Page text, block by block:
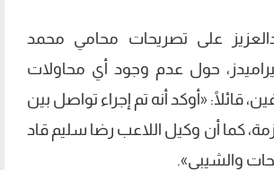
على تصريحات محامي محمد
حول عدم وجود أي محاولات
قائلًا: «أوكد أنه تم إجراء تواصل بين
كما أن وكيل اللاعب رضا سليم قاد
والشيبي».